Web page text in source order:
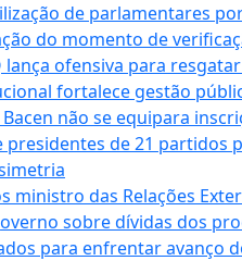
de parlamentares
do momento de
ofensiva para
fortalece gestão
não se equipara
de 21 partidos
ministro das Relações
sobre dívidas dos
para enfrentar avanço